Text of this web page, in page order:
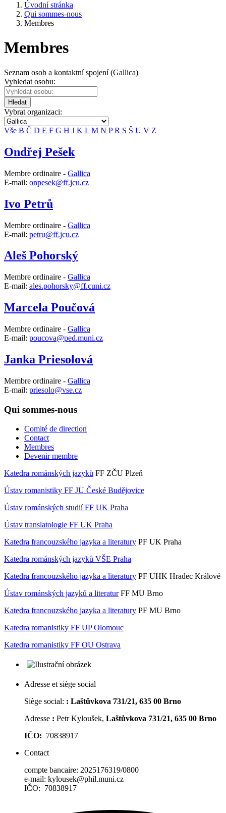
Úvodní stránka
Qui sommes-nous
Membres
Membres
Seznam osob a kontaktní spojení (Gallica)
Vyhledat osobu:
Hledat
Vybrat organizaci:
Vše B Č D E F G H J K L M N PR S Š U V Z
Ondřej Pešek
Membre ordinaire - Gallica
E-mail: onpesek@ff.jcu.cz
Ivo Petrů
Membre ordinaire - Gallica
E-mail: petru@ff.jcu.cz
Aleš Pohorský
Membre ordinaire - Gallica
E-mail: ales.pohorsky@ff.cuni.cz
Marcela Poučová
Membre ordinaire - Gallica
E-mail: poucova@ped.muni.cz
Janka Priesolová
Membre ordinaire - Gallica
E-mail: priesolo@vse.cz
Qui sommes-nous
Comité de direction
Contact
Membres
Devenir membre
Katedra románských jazyků FF ZČU Plzeň
Ústav romanistiky FF JU České Budějovice
Ústav románských studií FF UK Praha
Ústav translatologie FF UK Praha
Katedra francouzského jazyka a literatury PF UK Praha
Katedra románských jazyků VŠE Praha
Katedra francouzského jazyka a literatury PF UHK Hradec Králové
Ústav románských jazyků a literaturFF MU Brno
Katedra francouzského jazyka a literatury PF MU Brno
Katedra romanistiky FF UP Olomouc
Katedra romanistiky FF OU Ostrava
Adresse et siège social
Siège social: : Laštůvkova 731/21, 635 00 Brno
Adresse : Petr Kyloušek, Laštůvkova 731/21, 635 00 Brno
IČO: 70838917
Contact
compte bancaire: 2025176319/0800
e-mail: kylousek@phil.muni.cz
IČO: 70838917